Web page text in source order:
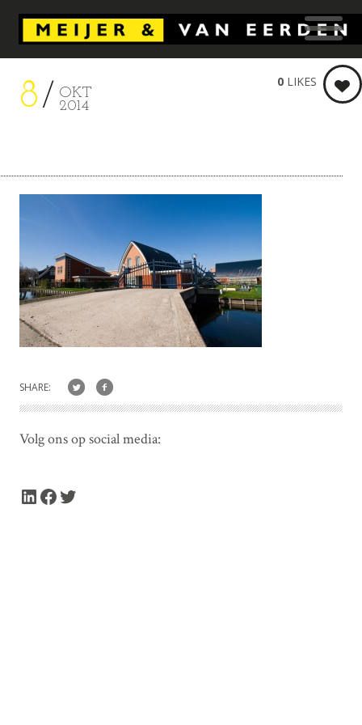
8
OKT
2014
0 LIKES
SHARE:
Volg ons op social media:
LinkedIn Facebook